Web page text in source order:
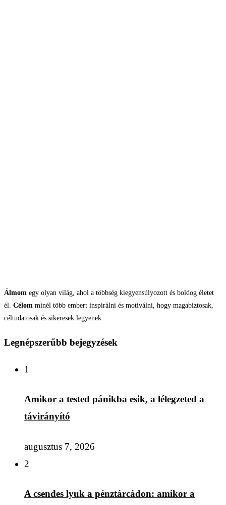
Álmom egy olyan világ, ahol a többség kiegyensúlyozott és boldog életet
él. Célom minél több embert inspirálni és motiválni, hogy magabiztosak,
céltudatosak és sikeresek legyenek.
Legnépszerűbb bejegyzések
1
Amikor a tested pánikba esik, a lélegzeted a
távirányító
augusztus 7, 2026
2
A csendes lyuk a pénztárcádon: amikor a